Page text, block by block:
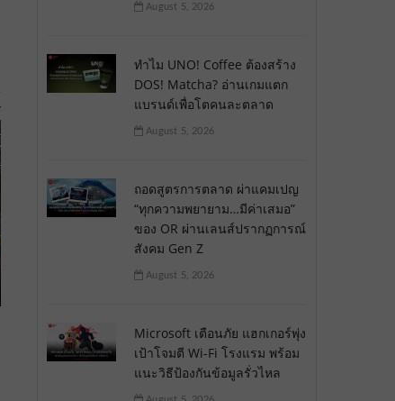
August 5, 2026
ทำไม UNO! Coffee ต้องสร้าง
DOS! Matcha? อ่านเกมแตก
แบรนด์เพื่อโตคนละตลาด
August 5, 2026
ถอดสูตรการตลาด ผ่าแคมเปญ
“ทุกความพยายาม…มีค่าเสมอ”
ของ OR ผ่านเลนส์ปรากฏการณ์
สังคม Gen Z
August 5, 2026
Microsoft เตือนภัย แฮกเกอร์พุ่ง
เป้าโจมตี Wi-Fi โรงแรม พร้อม
แนะวิธีป้องกันข้อมูลรั่วไหล